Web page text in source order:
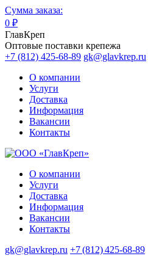
Сумма заказа:
0 ₽
ГлавКреп
Оптовые поставки крепежа
+7 (812) 425-68-89 gk@glavkrep.ru
О компании
Услуги
Доставка
Информация
Вакансии
Контакты
О компании
Услуги
Доставка
Информация
Вакансии
Контакты
gk@glavkrep.ru +7 (812) 425-68-89